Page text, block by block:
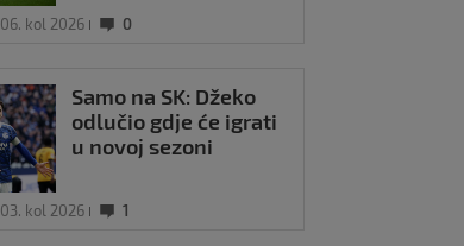
06. kol 2026 0
Samo na SK: Džeko
odlučio gdje će igrati
u novoj sezoni
03. kol 2026 1